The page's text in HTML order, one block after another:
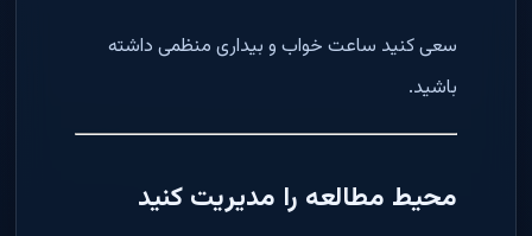
سعی کنید ساعت خواب و بیداری منظمی داشته
باشید.
محیط مطالعه را مدیریت کنید